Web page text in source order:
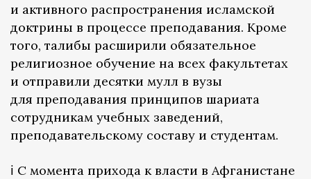
и активного распространения исламской
доктрины в процессе преподавания. Кроме
того, талибы расширили обязательное
религиозное обучение на всех факультетах
и отправили десятки мулл в вузы
для преподавания принципов шариата
сотрудникам учебных заведений,
преподавательскому составу и студентам.
ℹ️ С момента прихода к власти в Афганистане